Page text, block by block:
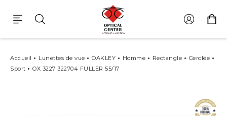
Lunettes De Vue Oakley Ox 3227 322704 Fuller
Accueil Lunettes de vue OAKLEY Homme Rectangle
Cerclée
Sport
OX 3227 322704 FULLER 55/17